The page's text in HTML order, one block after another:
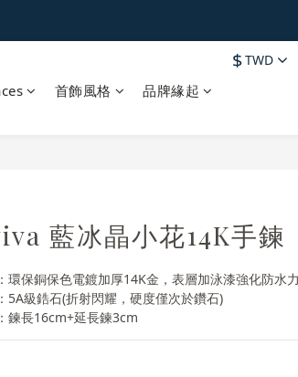
$TWD
首飾風格 品牌緣起
藍冰晶小花14K手鍊
環保銅保色電鍍加厚14K金，表層加泳漆強化防水力
5A級鋯石(折射閃耀，硬度僅次於鑽石)
鍊長16cm+延長鍊3cm